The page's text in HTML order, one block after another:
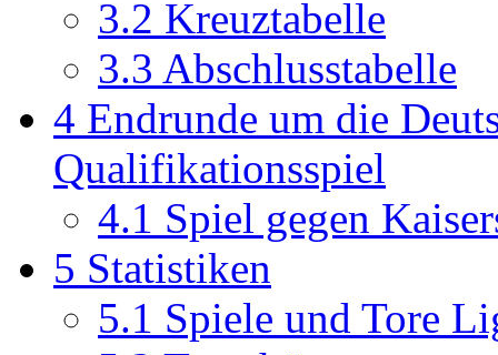
3.2 Kreuztabelle
3.3 Abschlusstabelle
4 Endrunde um die
Qualifikationsspiel
4.1 Spiel gegen
5 Statistiken
5.1 Spiele und Tore